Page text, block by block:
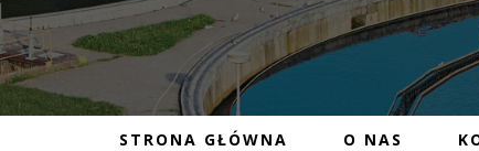
STRONA GŁÓWNA O NAS